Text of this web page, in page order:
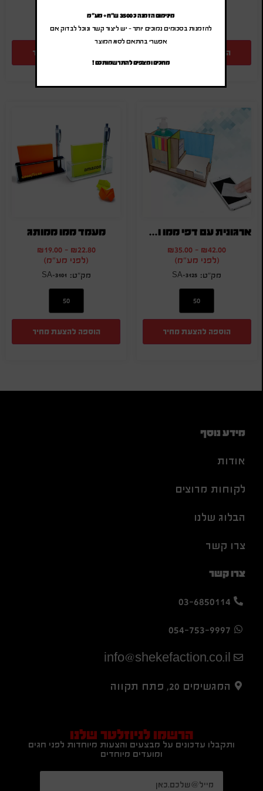
הוספה להצעת מחיר הוספה להצעת מחיר
ארגונית עם דפי ממו ומטליות חיטוי אלכוהוליות
₪42.00
-
₪35.00
(לפני מע"מ)
SA-3125
הוספה להצעת מחיר
מעמד ממו ממותג
₪22.80
-
₪19.00
(לפני מע"מ)
SA-3101
הוספה להצעת מחיר
מידע נוסף
אודות
לקוחות מרוצים
הבלוג שלנו
צרו קשר
צרו קשר
03-6850114
054-753-9997
info@shekefaction.co.il
המגשימים 20, פתח תקווה
הרשמו לניוזלטר שלנו
ותקבלו עדכונים על מבצעים והצעות מיוחדות לפני חגים
ומועדים מיוחדים
מינימום הזמנה כ 3500 ש"ח + מע"מ
להזמנות בסכומים נמוכים יותר – יש ליצור קשר ונוכל לבדוק אם
אפשרי בהתאם לסוג המוצר
מחכים ומצפים להתרשמותכם !